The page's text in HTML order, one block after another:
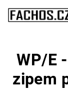
obsah
WP/E
zipem